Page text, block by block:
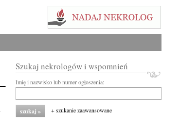
Szukaj nekrologów i wspomnień
Imię i nazwisko lub numer ogłoszenia:
+ szukanie zaawansowane